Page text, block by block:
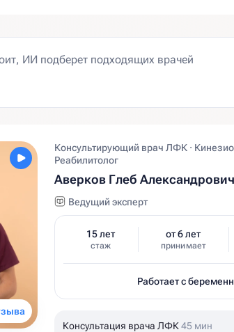
Консультирующий врач ЛФК ·
Реабилитолог
Аверков Глеб Александрович
Ведущий эксперт
15 лет
стаж
от 6 лет
принимает
Работает с
Консультация врача ЛФК45 мин